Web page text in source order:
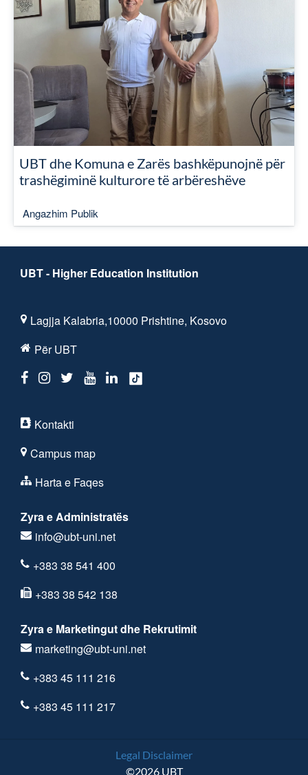
UBT dhe Komuna e Zarës bashkëpunojnë për
trashëgiminë kulturore të arbëreshëve
Angazhim Publik
UBT - Higher Education Institution
Lagjja Kalabria,10000 Prishtine, Kosovo
Për UBT
Kontakti
Campus map
Harta e Faqes
Zyra e Administratës
info@ubt-uni.net
+383 38 541 400
+383 38 542 138
Zyra e Marketingut dhe Rekrutimit
marketing@ubt-uni.net
+383 45 111 216
+383 45 111 217
Legal Disclaimer
©2026 UBT